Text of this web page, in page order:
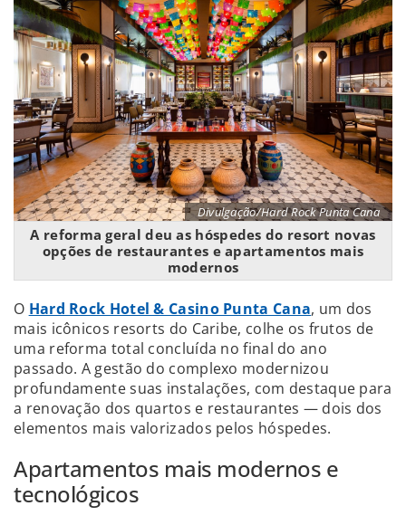
Divulgação/Hard Rock Punta Cana
A reforma geral deu as hóspedes do resort novas
opções de restaurantes e apartamentos mais
modernos
O Hard Rock Hotel & Casino Punta Cana, um dos
mais icônicos resorts do Caribe, colhe os frutos de
uma reforma total concluída no final do ano
passado. A gestão do complexo modernizou
profundamente suas instalações, com destaque para
a renovação dos quartos e restaurantes — dois dos
elementos mais valorizados pelos hóspedes.
Apartamentos mais modernos e
tecnológicos